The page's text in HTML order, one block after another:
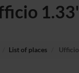
List of places